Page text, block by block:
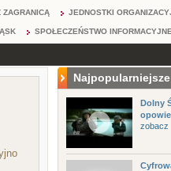
ZAGRANICĄ JEDNOSTKI
SPOŁECZEŃSTWO INFORMACYJNE
Najpopularniejsze
Dolny
zobacz